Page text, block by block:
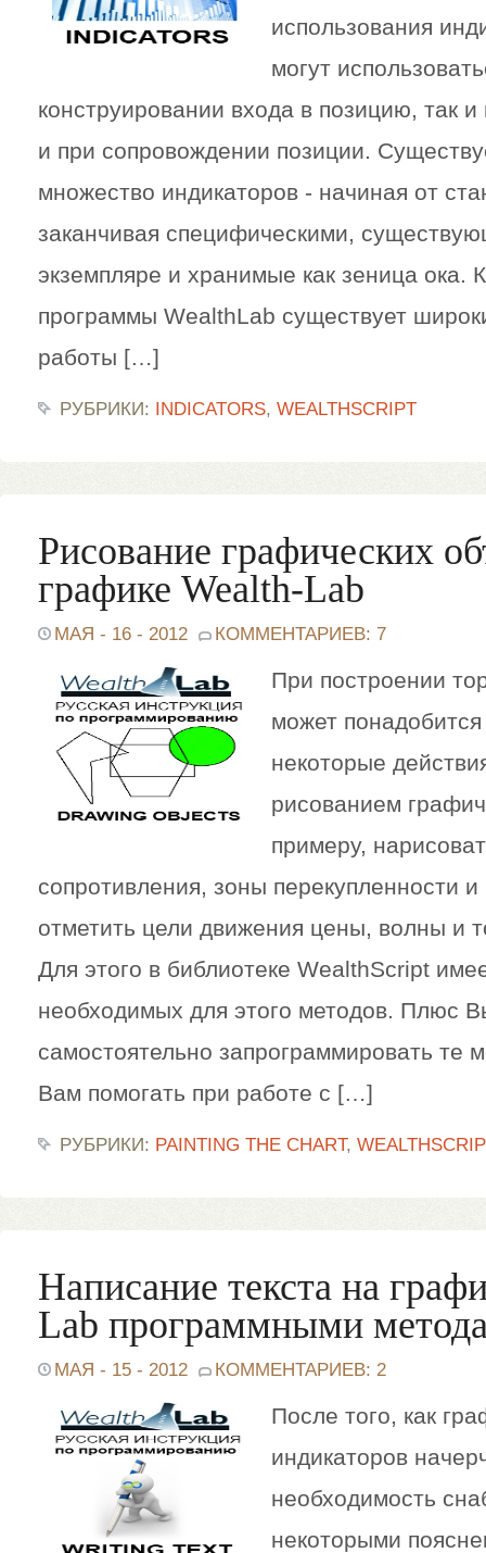
использования
могут
конструировании входа в позицию, так и
и при сопровождении позиции.
множество индикаторов - начиная от
заканчивая специфическими,
экземпляре и хранимые как зеница ока.
программы WealthLab существует
работы […]
РУБРИКИ: INDICATORS, WEALTHSCRIPT
Рисование графических
графике Wealth-Lab
МАЯ - 16 - 2012 КОММЕНТАРИЕВ: 7
При построении
может
некоторые
рисованием
примеру,
сопротивления, зоны перекупленности
отметить цели движения цены, волны и
Для этого в библиотеке WealthScript
необходимых для этого методов. Плюс
самостоятельно запрограммировать те
Вам помогать при работе с […]
РУБРИКИ: PAINTING THE CHART,
Написание текста на
Lab программными
МАЯ - 15 - 2012 КОММЕНТАРИЕВ: 2
После того, как
индикаторов
необходимость
некоторыми